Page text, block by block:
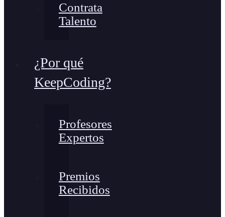
Contrata
Talento
¿Por qué
KeepCoding?
Profesores
Expertos
Premios
Recibidos